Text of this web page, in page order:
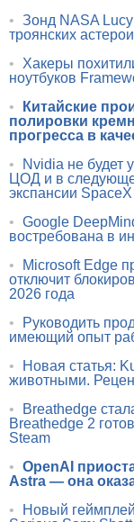
• Зонд NASA
троянских
•
Хакеры
ноутбуков
•
Китайские
полировки
прогресса в
•
Nvidia не будет
ЦОД и в
экспансии
• Google
востребована в
•
Microsoft Edge
отключит
2026 года
•
Руководить
имеющий опыт
•
Новая статья:
животными.
•
Breathedge
Breathedge 2
Steam
• OpenAI
Astra — она
•
Новый